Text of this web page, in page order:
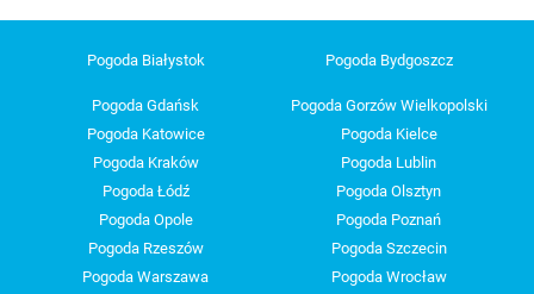
Pogoda Białystok Pogoda Bydgoszcz
Pogoda Gdańsk
Pogoda Gorzów Wielkopolski
Pogoda Katowice
Pogoda Kielce
Pogoda Kraków
Pogoda Lublin
Pogoda Łódź
Pogoda Olsztyn
Pogoda Opole
Pogoda Poznań
Pogoda Rzeszów
Pogoda Szczecin
Pogoda Warszawa
Pogoda Wrocław